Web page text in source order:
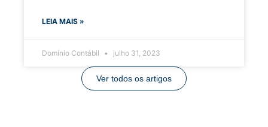
LEIA MAIS »
Domínio Contábil julho 31, 2023
Ver todos os artigos